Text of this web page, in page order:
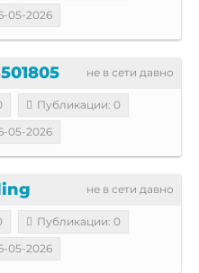
05-2026
не в сети давно
Публикации: 0
05-2026
не в сети давно
Публикации: 0
05-2026